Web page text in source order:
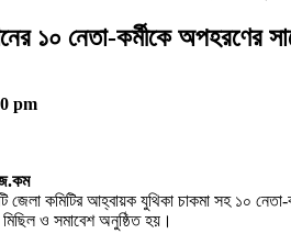
১০ নেতা-কর্মীকে অপহরণের
pm
জেলা কমিটির আহ্বায়ক যুথিকা চাকমা সহ ১০
ও সমাবেশ অনুষ্ঠিত হয়।